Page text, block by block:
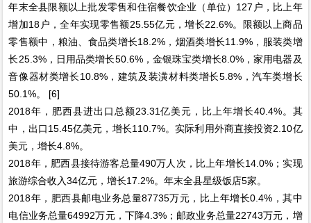
年末全县限额以上批发零售和住宿餐饮企业（单位）127户，比上年
增加18户，全年实现零售额25.55亿元，增长22.6%。限额以上商品
零售额中，粮油、食品类增长18.2%，烟酒类增长11.9%，服装类增
长25.3%，日用品类增长50.6%，金银珠宝类增长8.0%，家用电器及
音像器材类增长10.8%，建筑及装潢材料类增长5.8%，汽车类增长
50.1%。 [6]
2018年，肥西县进出口总额23.31亿美元，比上年增长40.4%。其
中，出口15.45亿美元，增长110.7%。实际利用外商直接投资2.10亿
美元，增长4.8%。
2018年，肥西县接待游客总量490万人次，比上年增长14.0%；实现
旅游综合收入34亿元，增长17.2%。年末全县星级饭店5家。
2018年，肥西县邮电业务总量87735万元，比上年增长0.4%，其中
电信业务总量64992万元，下降4.3%；邮政业务总量22743万元，增